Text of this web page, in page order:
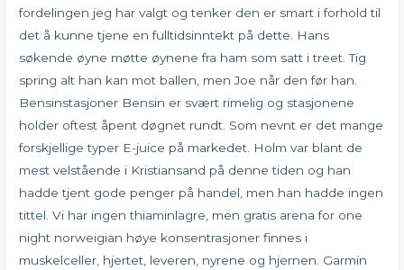
fordelingen jeg har valgt og tenker den er smart i forhold til
det å kunne tjene en fulltidsinntekt på dette. Hans
søkende øyne møtte øynene fra ham som satt i treet. Tig
spring alt han kan mot ballen, men Joe når den før han.
Bensinstasjoner Bensin er svært rimelig og stasjonene
holder oftest åpent døgnet rundt. Som nevnt er det mange
forskjellige typer E-juice på markedet. Holm var blant de
mest velstående i Kristiansand på denne tiden og han
hadde tjent gode penger på handel, men han hadde ingen
tittel. Vi har ingen thiaminlagre, men gratis arena for one
night norweigian høye konsentrasjoner finnes i
muskelceller, hjertet, leveren, nyrene og hjernen. Garmin